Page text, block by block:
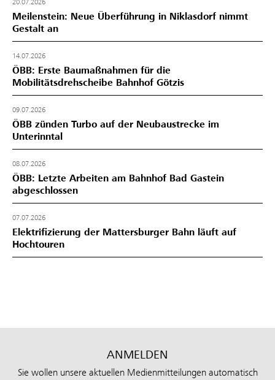
Meilenstein: Neue Überführung in Niklasdorf nimmt
Gestalt an
14.07.2026
ÖBB: Erste Baumaßnahmen für die
Mobilitätsdrehscheibe Bahnhof Götzis
09.07.2026
ÖBB zünden Turbo auf der Neubaustrecke im
Unterinntal
08.07.2026
ÖBB: Letzte Arbeiten am Bahnhof Bad Gastein
abgeschlossen
07.07.2026
Elektrifizierung der Mattersburger Bahn läuft auf
Hochtouren
ANMELDEN
Sie wollen unsere aktuellen Medienmitteilungen automatisch